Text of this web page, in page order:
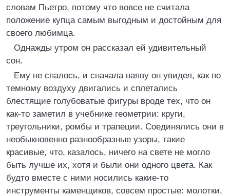
словам Пьетро, потому что вовсе не считала
положение купца самым выгодным и достойным для
своего любимца.
Однажды утром он рассказал ей удивительный
сон.
Ему не спалось, и сначала наяву он увидел, как по
темному воздуху двигались и сплетались
блестящие голубоватые фигуры вроде тех, что он
как-то заметил в учебнике геометрии: круги,
треугольники, ромбы и трапеции. Соединялись они в
необыкновенно разнообразные узоры, такие
красивые, что, казалось, ничего на свете не могло
быть лучше их, хотя и были они одного цвета. Как
будто вместе с ними носились какие-то
инструменты каменщиков, совсем простые: молотки,